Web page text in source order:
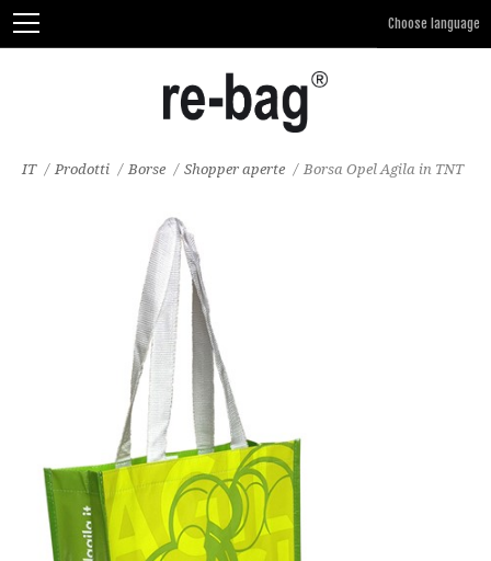
IT / Prodotti / Borse / Shopper aperte / Borsa Opel Agila in TNT